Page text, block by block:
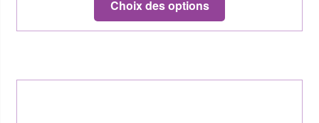
Choix des options